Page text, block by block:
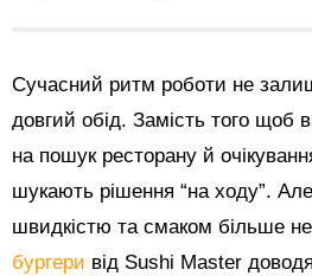
Сучасний ритм роботи не
довгий обід. Замість того щоб
на пошук ресторану й
шукають рішення “на ходу”.
швидкістю та смаком більше
бургери від Sushi Master